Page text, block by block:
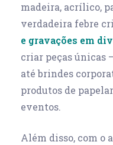
madeira, acrílico,
verdadeira febre
e gravações em
criar peças únicas
até brindes
produtos de
eventos.
Além disso, com o